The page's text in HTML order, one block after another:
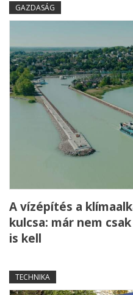
GAZDASÁG
A vízépítés a
kulcsa: már nem
is kell
TECHNIKA